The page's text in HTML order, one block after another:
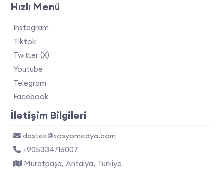
Hızlı Menü
Instagram
Tiktok
Twitter (X)
Youtube
Telegram
Facebook
İletişim Bilgileri
destek@sosyomedya.com
+905334716007
Muratpaşa, Antalya, Türkiye